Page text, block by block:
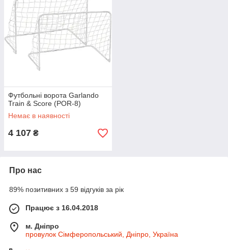
Футбольні ворота Garlando
Train & Score (POR-8)
Немає в наявності
4 107 ₴
Про нас
89% позитивних з 59 відгуків за рік
Працює з 16.04.2018
м. Дніпро
провулок Сімферопольський, Дніпро, Україна